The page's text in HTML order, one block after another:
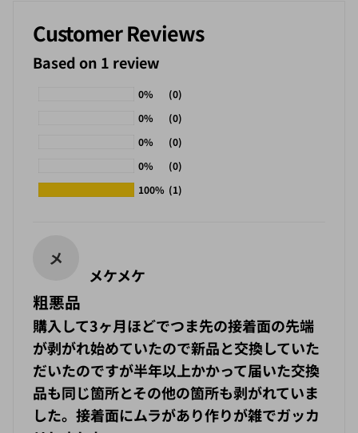
Based on 1 review
0%
(0)
0%
(0)
0%
(0)
100%
(1)
購入して3ヶ月ほどでつま先の接着面の先端
が剥がれ始めていたので新品と交換していた
だいたのですが半年以上かかって届いた交換
品も同じ箇所とその他の箇所も剥がれていま
した。接着面にムラがあり作りが雑でガッカ
リしました。